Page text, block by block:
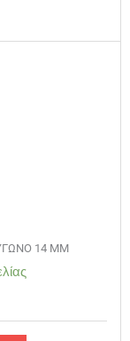
14 ΜΜ